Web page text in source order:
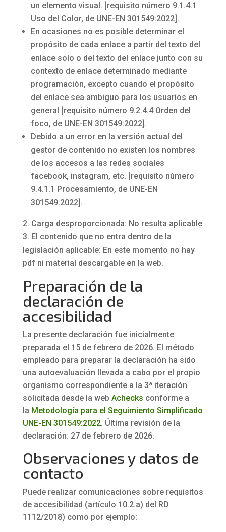
un elemento visual. [requisito número 9.1.4.1
Uso del Color, de UNE-EN 301549:2022].
En ocasiones no es posible determinar el
propósito de cada enlace a partir del texto del
enlace solo o del texto del enlace junto con su
contexto de enlace determinado mediante
programación, excepto cuando el propósito
del enlace sea ambiguo para los usuarios en
general [requisito número 9.2.4.4 Orden del
foco, de UNE-EN 301549:2022].
Debido a un error en la versión actual del
gestor de contenido no existen los nombres
de los accesos a las redes sociales
facebook, instagram, etc. [requisito número
9.4.1.1 Procesamiento, de UNE-EN
301549:2022].
Carga desproporcionada: No resulta aplicable
El contenido que no entra dentro de la
legislación aplicable: En este momento no hay
pdf ni material descargable en la web.
Preparación de la
declaración de
accesibilidad
La presente declaración fue inicialmente
preparada el 15 de febrero de 2026. El método
empleado para preparar la declaración ha sido
una autoevaluación llevada a cabo por el propio
organismo correspondiente a la 3ª iteración
solicitada desde la web Achecks conforme a
la Metodología para el Seguimiento Simplificado
UNE-EN 301549:2022. Última revisión de la
declaración: 27 de febrero de 2026.
Observaciones y datos de
contacto
Puede realizar comunicaciones sobre requisitos
de accesibilidad (artículo 10.2.a) del RD
1112/2018) como por ejemplo: